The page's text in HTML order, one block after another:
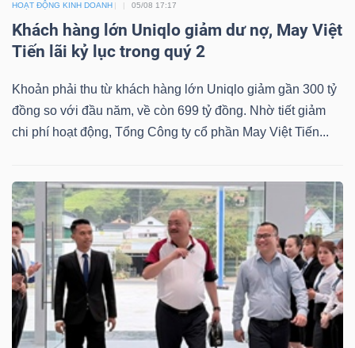
HOẠT ĐỘNG KINH DOANH 05/08 17:17
Khách hàng lớn Uniqlo giảm dư nợ, May Việt
Tiến lãi kỷ lục trong quý 2
Khoản phải thu từ khách hàng lớn Uniqlo giảm gần 300 tỷ
đồng so với đầu năm, về còn 699 tỷ đồng. Nhờ tiết giảm
chi phí hoạt động, Tổng Công ty cổ phần May Việt Tiến...